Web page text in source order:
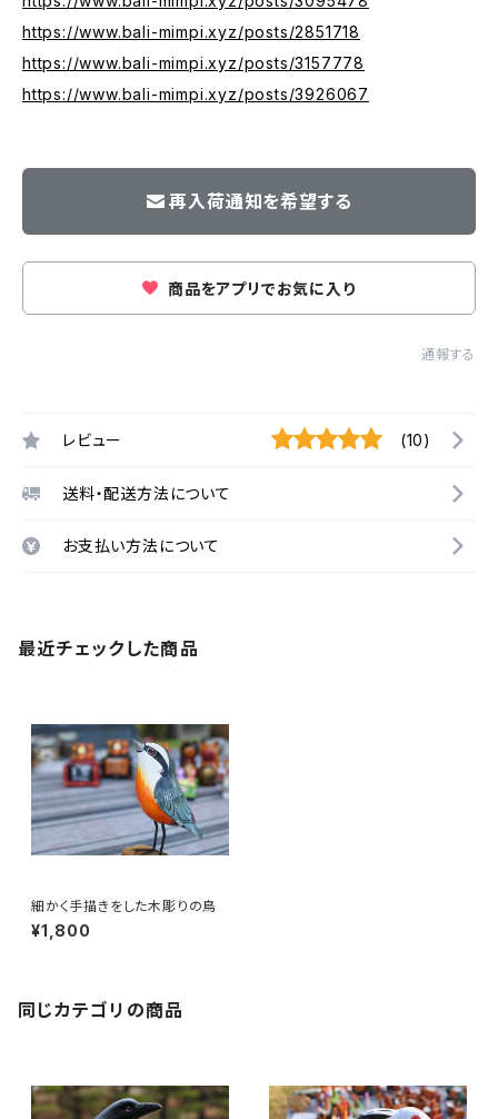
https://www.bali-mimpi.xyz/posts/2851718
https://www.bali-mimpi.xyz/posts/3157778
https://www.bali-mimpi.xyz/posts/3926067
再入荷通知を希望する
商品をアプリでお気に入り
通報する
レビュー (10)
送料・配送方法について
お支払い方法について
最近チェックした商品
細かく手描きをした木彫りの鳥
¥1,800
同じカテゴリの商品